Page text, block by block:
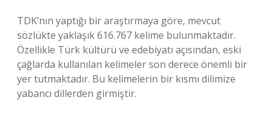
TDK’nın yaptığı bir araştırmaya göre, mevcut
sözlükte yaklaşık 616.767 kelime bulunmaktadır.
Özellikle Türk kültürü ve edebiyatı açısından, eski
çağlarda kullanılan kelimeler son derece önemli bir
yer tutmaktadır. Bu kelimelerin bir kısmı dilimize
yabancı dillerden girmiştir.